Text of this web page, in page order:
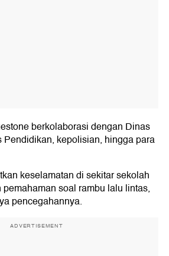
berkolaborasi dengan Dinas
Pendidikan, kepolisian, hingga para
keselamatan di sekitar sekolah
soal rambu lalu lintas,
pencegahannya.
ADVERTISEMENT